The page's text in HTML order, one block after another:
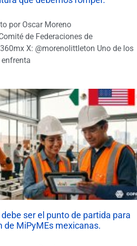
por Oscar Moreno
de Federaciones de
X: @morenolittleton Uno de los
ser el punto de partida para
de MiPyMEs mexicanas.